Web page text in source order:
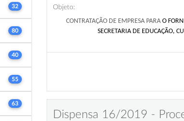
32
80
40
55
63
Objeto:
CONTRATAÇÃO DE EMPRESA PARA O
SECRETARIA DE EDUCAÇÃO,
Dispensa 16/2019 -